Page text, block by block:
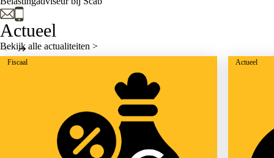
Actueel
Bekijk alle actualiteiten >
Fiscaal Actueel